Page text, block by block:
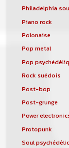
Philadelphia
Piano rock
Polonaise
Pop metal
Pop
Rock suédois
Post-bop
Post-grunge
Power
Protopunk
Soul